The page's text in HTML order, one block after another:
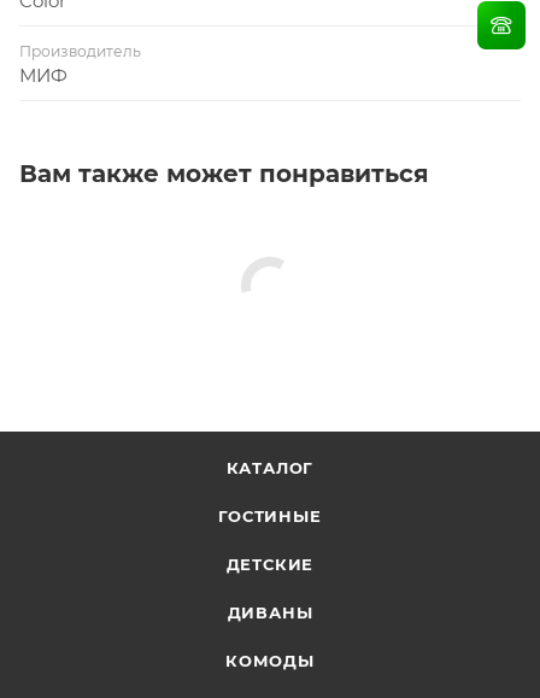
Производитель
МИФ
Вам также может понравиться
КАТАЛОГ
ГОСТИНЫЕ
ДЕТСКИЕ
ДИВАНЫ
КОМОДЫ